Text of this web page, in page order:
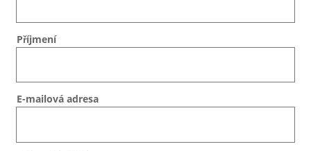
Příjmení
E-mailová adresa